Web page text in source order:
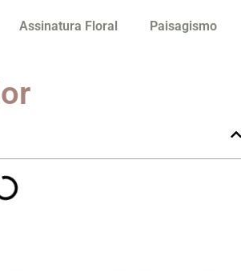
Assinatura Floral Paisagismo